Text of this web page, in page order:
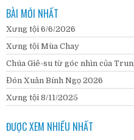
BÀI MỚI NHẤT
Xưng tội 6/6/2026
Xưng tội Mùa Chay
Chúa Giê-su từ góc nhìn của
Đón Xuân Bính Ngọ 2026
Xưng tội 8/11/2025
ĐƯỢC XEM NHIỀU NHẤT